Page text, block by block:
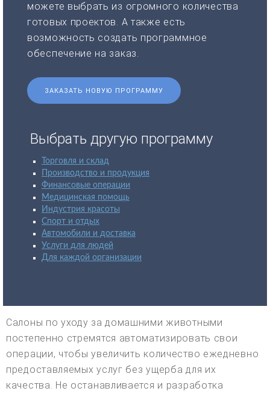
можете выбрать из огромного количества
готовых проектов. А также есть
возможность создать программное
обеспечение на заказ.
ЗАКАЗАТЬ НОВУЮ ПРОГРАММУ
Выбрать другую программу
Торговля и склад
Производство и продукция
Финансовые операции
Медицинская помощь
Индустрия красоты
Спорт и отдых
Автомобили и доставка
Услуги для людей
Для каждой организации
Салоны по уходу за домашними животными
постепенно стремятся автоматизировать свои
операции, чтобы увеличить количество ежедневно
предоставляемых услуг без ущерба для их
качества. Не останавливается и разработка